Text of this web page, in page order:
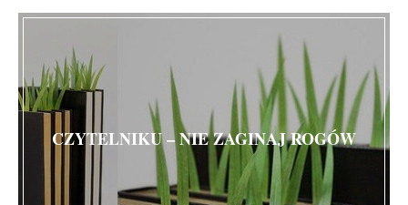
CZYTELNIKU – NIE ZAGINAJ ROGÓW